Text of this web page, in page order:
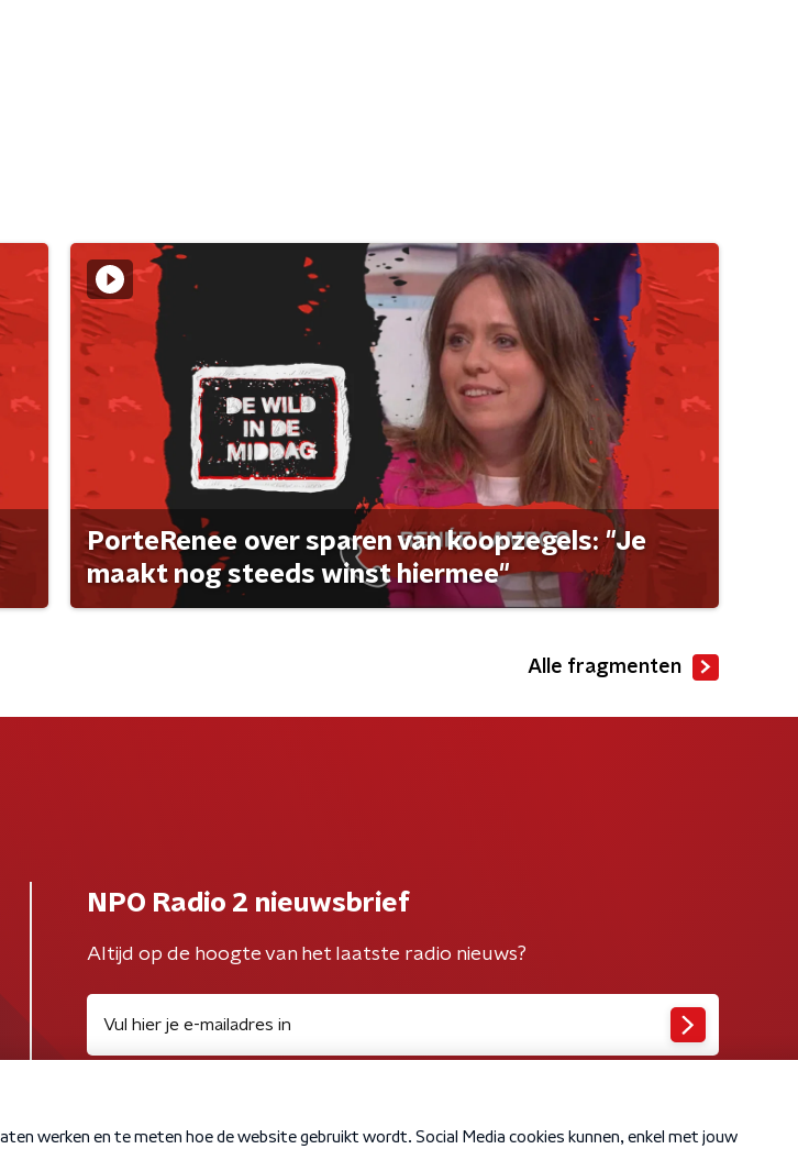
PorteRenee over sparen van koopzegels: "Je
maakt nog steeds winst hiermee"
Alle fragmenten
NPO Radio 2 nieuwsbrief
Altijd op de hoogte van het laatste radio nieuws?